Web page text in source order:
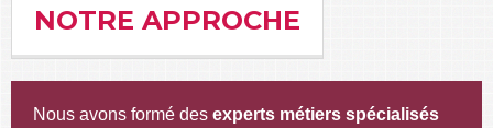
NOTRE APPROCHE
Nous avons formé des experts métiers spécialisés